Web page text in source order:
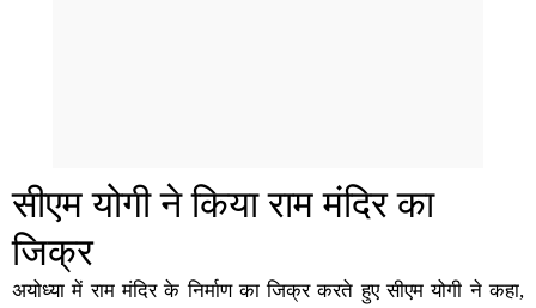
सीएम योगी ने किया राम मंदिर का
जिक्र
अयोध्या में राम मंदिर के निर्माण का जिक्र करते हुएसीएम योगी ने कहा,